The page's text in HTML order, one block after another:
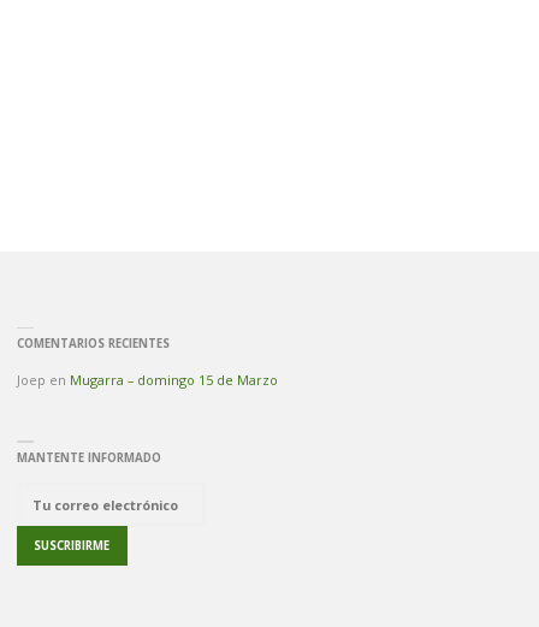
COMENTARIOS RECIENTES
Joep en Mugarra – domingo 15 de Marzo
MANTENTE INFORMADO